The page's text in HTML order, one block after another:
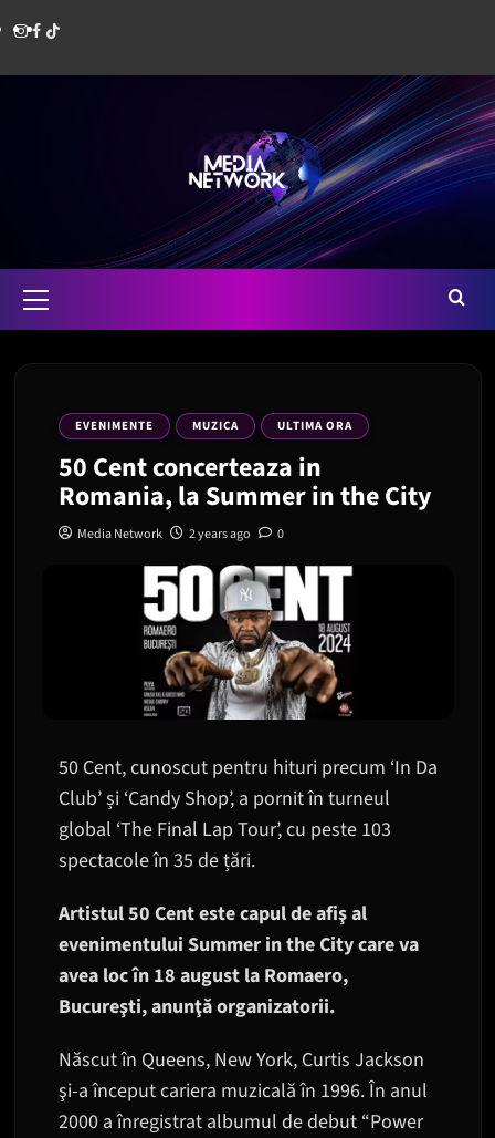
toInstagram
Facebook
Media
Menu
EVENIMENTE MUZICA ULTIMA ORA
50 Cent concerteaza in
Romania, la Summer in the City
Media Network 2 years ago 0
50 Cent, cunoscut pentru hituri precum ‘In Da
Club’ și ‘Candy Shop’, a pornit în turneul
global ‘The Final Lap Tour’, cu peste 103
spectacole în 35 de țări.
Artistul 50 Cent este capul de afiş al
evenimentului Summer in the City care va
avea loc în 18 august la Romaero,
Bucureşti, anunţă organizatorii.
Născut în Queens, New York, Curtis Jackson
şi-a început cariera muzicală în 1996. În anul
2000 a înregistrat albumul de debut “Power